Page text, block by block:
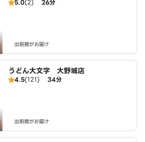
5.0(2) 26分
出前館がお届け
うどん大文字 大野城店
4.5(121) 34分
出前館がお届け